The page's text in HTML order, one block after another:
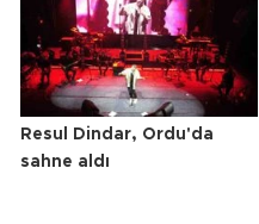
Resul Dindar, Ordu'da
sahne aldı